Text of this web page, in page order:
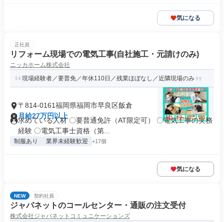
気になる
正社員
リフォーム現場での電気⼯事(⾃社施⼯・元請けのみ)
ニッカホーム株式会社
現場経験者／要普免／年休110日／残業ほぼなし／近隣現場のみ
〒814-0161福岡県福岡市早良区飯倉
月給27万円以上
求めている人材 〇要普通免許（AT限定可） 〇電気工事の実務
経験 〇電気工事士資格（第...
制服あり 業界未経験歓迎 +17個
気になる
NEW 契約社員
ジャパネットのコールセンター・通販の注文受付
株式会社ジャパネットコミュニケーションズ